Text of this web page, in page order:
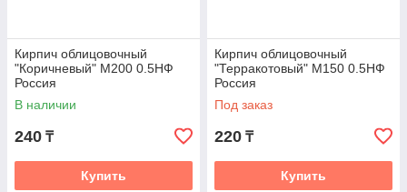
Кирпич облицовочный
"Коричневый" М200 0.5НФ
Россия
В наличии
240 ₸
Купить
Кирпич облицовочный
"Терракотовый" М150 0.5НФ
Россия
Под заказ
220 ₸
Купить